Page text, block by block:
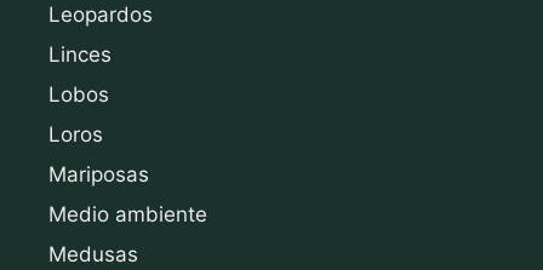
Leopardos
Linces
Lobos
Loros
Mariposas
Medio ambiente
Medusas